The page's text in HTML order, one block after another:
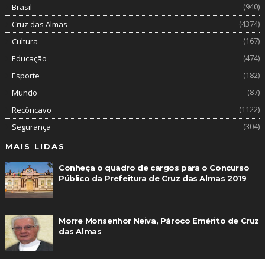
Brasil
(940)
Cruz das Almas
(4374)
Cultura
(167)
Educação
(474)
Esporte
(182)
Mundo
(87)
Recôncavo
(1122)
Segurança
(304)
MAIS LIDAS
Conheça o quadro de cargos para o Concurso
Público da Prefeitura de Cruz das Almas 2019
Morre Monsenhor Neiva, Pároco Emérito de Cruz
das Almas